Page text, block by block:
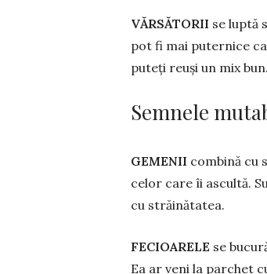
VĂRSĂTORII se luptă
pot fi mai puternice
puteți reuși un mix
Semnele
GEMENII combină cu
celor care îi ascultă.
cu străinătatea.
FECIOARELE se
Ea ar veni la parchet